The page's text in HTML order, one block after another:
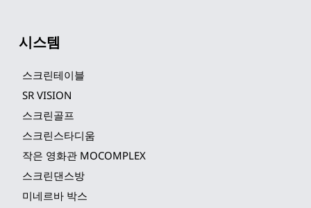
시스템
스크린테이블
SR VISION
스크린골프
스크린스타디움
작은 영화관 MOCOMPLEX
스크린댄스방
미네르바 박스